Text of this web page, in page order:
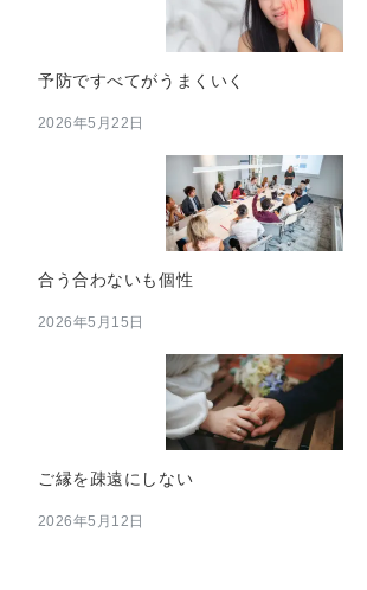
予防ですべてがうまくいく
2026年5月22日
合う合わないも個性
2026年5月15日
ご縁を疎遠にしない
2026年5月12日